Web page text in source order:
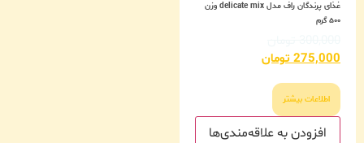
غذای پرندگان راف مدل delicate mix وزن
۵۰۰ گرم
275,000تومان
اطلاعات بیشتر
افزودن به علاقه‌مندی‌ها